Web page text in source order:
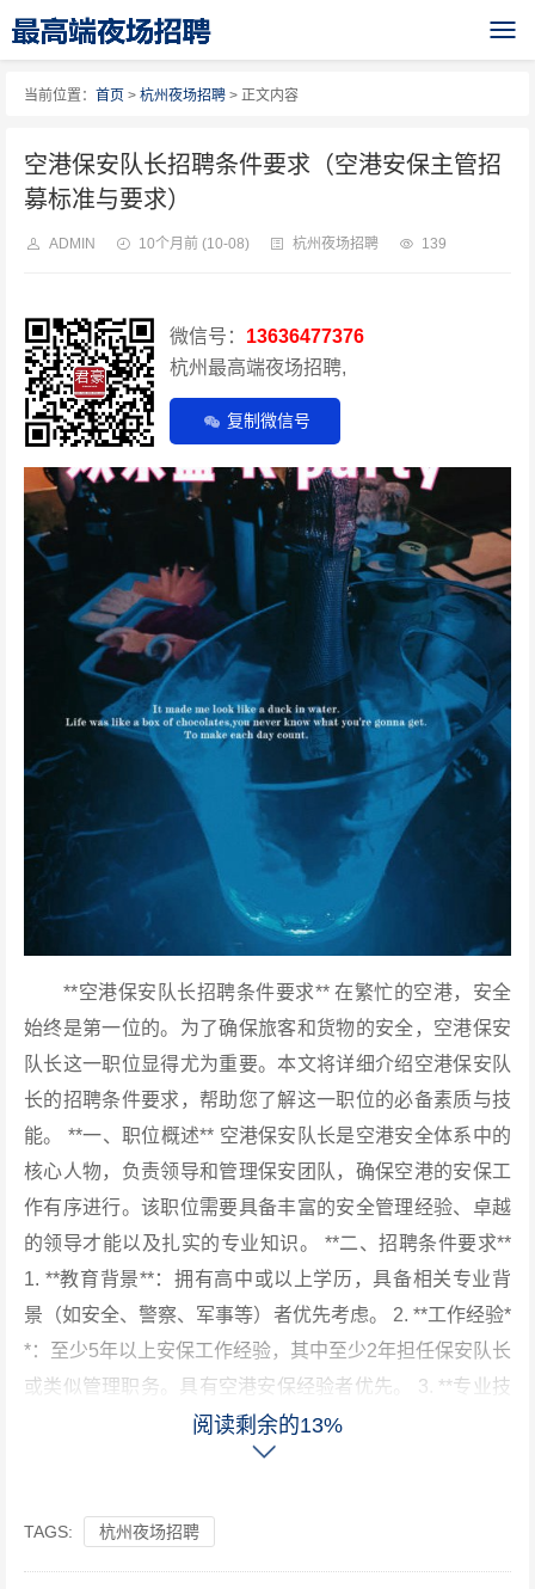
当前位置： 首页 > 杭州夜场招聘 > 正文内容
空港保安队长招聘条件要求（空港安保主管招
募标准与要求）
ADMIN 10个月前 (10-08) 杭州夜场招聘 139
微信号： 13636477376
杭州最高端夜场招聘,
复制微信号
**空港保安队长招聘条件要求** 在繁忙的空港，安全
始终是第一位的。为了确保旅客和货物的安全，空港保安
队长这一职位显得尤为重要。本文将详细介绍空港保安队
长的招聘条件要求，帮助您了解这一职位的必备素质与技
能。 **一、职位概述** 空港保安队长是空港安全体系中的
核心人物，负责领导和管理保安团队，确保空港的安保工
作有序进行。该职位需要具备丰富的安全管理经验、卓越
的领导才能以及扎实的专业知识。 **二、招聘条件要求**
1. **教育背景**：拥有高中或以上学历，具备相关专业背
景（如安全、警察、军事等）者优先考虑。 2. **工作经验*
*：至少5年以上安保工作经验，其中至少2年担任保安队长
或类似管理职务。具有空港安保经验者优先。 3. **专业技
能**： - 熟练掌握各类安保设备的使用和维护。 - 熟悉空港
安全管理制度和流程。 - 具备良好的应急处理能力和危机
条例》等。 4. **领导能力**： - 具备优秀的团队管理技
阅读剩余的13%
TAGS: 杭州夜场招聘